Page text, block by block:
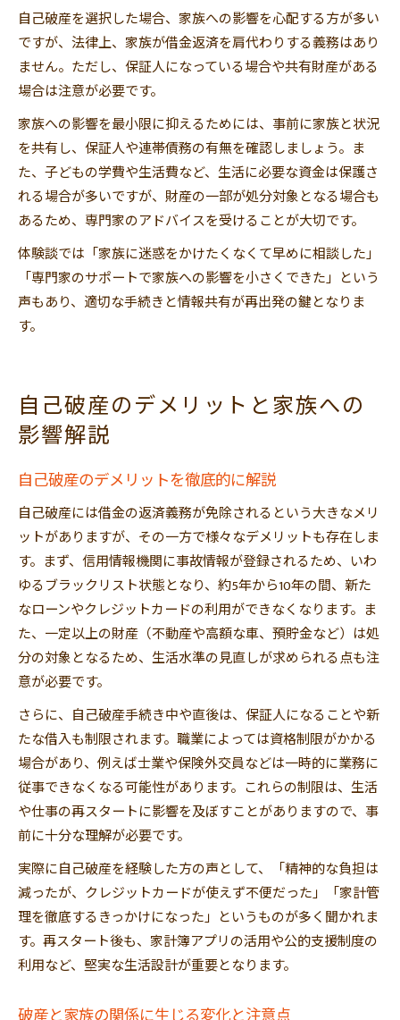
自己破産を選択した場合、家族への影響を心配する方が多い
ですが、法律上、家族が借金返済を肩代わりする義務はあり
ません。ただし、保証人になっている場合や共有財産がある
場合は注意が必要です。
家族への影響を最小限に抑えるためには、事前に家族と状況
を共有し、保証人や連帯債務の有無を確認しましょう。ま
た、子どもの学費や生活費など、生活に必要な資金は保護さ
れる場合が多いですが、財産の一部が処分対象となる場合も
あるため、専門家のアドバイスを受けることが大切です。
体験談では「家族に迷惑をかけたくなくて早めに相談した」
「専門家のサポートで家族への影響を小さくできた」という
声もあり、適切な手続きと情報共有が再出発の鍵となりま
す。
自己破産のデメリットと家族への
影響解説
自己破産のデメリットを徹底的に解説
自己破産には借金の返済義務が免除されるという大きなメリ
ットがありますが、その一方で様々なデメリットも存在しま
す。まず、信用情報機関に事故情報が登録されるため、いわ
ゆるブラックリスト状態となり、約5年から10年の間、新た
なローンやクレジットカードの利用ができなくなります。ま
た、一定以上の財産（不動産や高額な車、預貯金など）は処
分の対象となるため、生活水準の見直しが求められる点も注
意が必要です。
さらに、自己破産手続き中や直後は、保証人になることや新
たな借入も制限されます。職業によっては資格制限がかかる
場合があり、例えば士業や保険外交員などは一時的に業務に
従事できなくなる可能性があります。これらの制限は、生活
や仕事の再スタートに影響を及ぼすことがありますので、事
前に十分な理解が必要です。
実際に自己破産を経験した方の声として、「精神的な負担は
減ったが、クレジットカードが使えず不便だった」「家計管
理を徹底するきっかけになった」というものが多く聞かれま
す。再スタート後も、家計簿アプリの活用や公的支援制度の
利用など、堅実な生活設計が重要となります。